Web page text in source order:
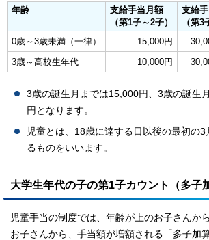
年齢
支給手当月額
（第1子～2子）
支給
（第3
0歳～3歳未満（一律）
15,000円
3歳～高校生年代
10,000円
3歳の誕生月までは15,000円、3歳の誕生
円となります。
児童とは、18歳に達する日以後の最初の
るものをいいます。
大学生年代の子の第1子カウント（多子
児童手当の制度では、年齢が上のお子さんか
お子さんから、手当額が増額される「多子加